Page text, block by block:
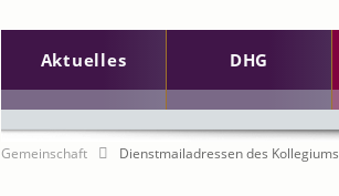
überspringen
Aktuelles DHG
Gemeinschaft Dienstmailadressen des Kollegiums